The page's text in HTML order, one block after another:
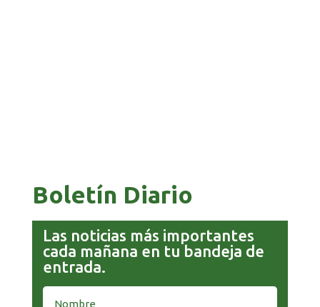
Boletín Diario
Las noticias más importantes
cada mañana en tu bandeja de
entrada.